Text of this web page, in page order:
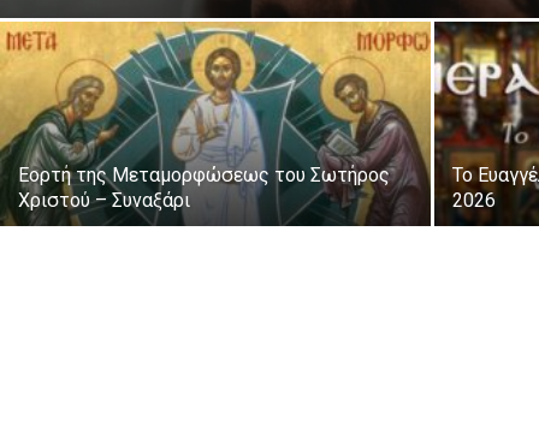
Εορτή της Μεταμορφώσεως του Σωτήρος
Χριστού – Συναξάρι
Το
2026